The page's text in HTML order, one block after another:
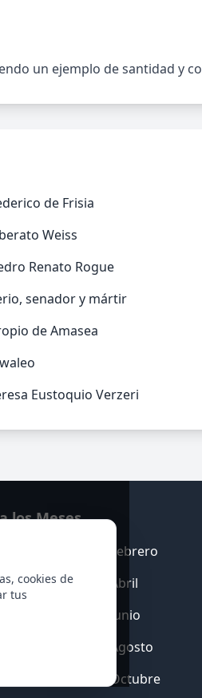
un ejemplo de santidad y
de Frisia
Weiss
Renato Rogue
senador y mártir
de Amasea
Eustoquio Verzeri
cookies de
tus
los Meses
Febrero
Abril
Junio
Agosto
Octubre